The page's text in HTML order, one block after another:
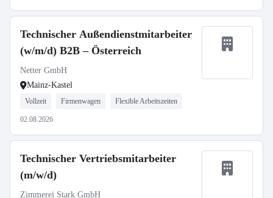
Technischer Außendienstmitarbeiter
(w/m/d) B2B – Österreich
Netter GmbH
Mainz-Kastel
Vollzeit Firmenwagen Flexible Arbeitszeiten
02.08.2026
Technischer Vertriebsmitarbeiter
(m/w/d)
Zimmerei Stark GmbH